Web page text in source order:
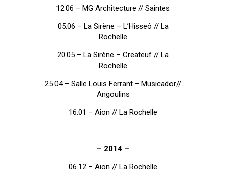
12.06 – MG Architecture // Saintes
05.06 – La Sirène – L’Hisseô // La
Rochelle
20.05 – La Sirène – Createuf // La
Rochelle
25.04 – Salle Louis Ferrant – Musicador//
Angoulins
16.01 – Aion // La Rochelle
– 2014 –
06.12 – Aion // La Rochelle